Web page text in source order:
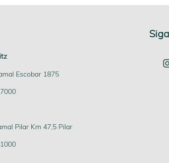
Escobar 1875
Pilar Km 47,5 Pilar